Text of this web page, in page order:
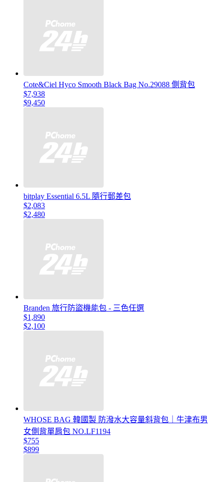
Cote&Ciel Hyco Smooth Black Bag No.29088 側背包
$7,938
$9,450
bitplay Essential 6.5L 隨行郵差包
$2,083
$2,480
Branden 旅行防盜機能包 - 三色任選
$1,890
$2,100
WHOSE BAG 韓國製 防潑水大容量斜背包｜牛津布男
女側背單肩包 NO.LF1194
$755
$899